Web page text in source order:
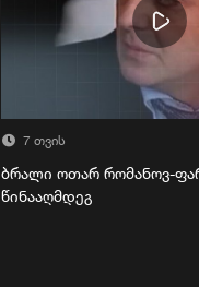
7 თვის
ბრალი ოთარ რომანოვ-
წინააღმდეგ